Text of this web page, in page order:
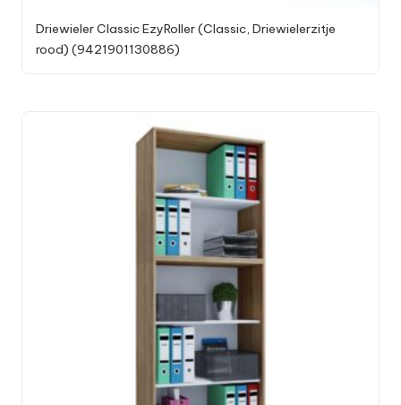
Driewieler Classic EzyRoller (Classic, Driewielerzitje
rood) (9421901130886)